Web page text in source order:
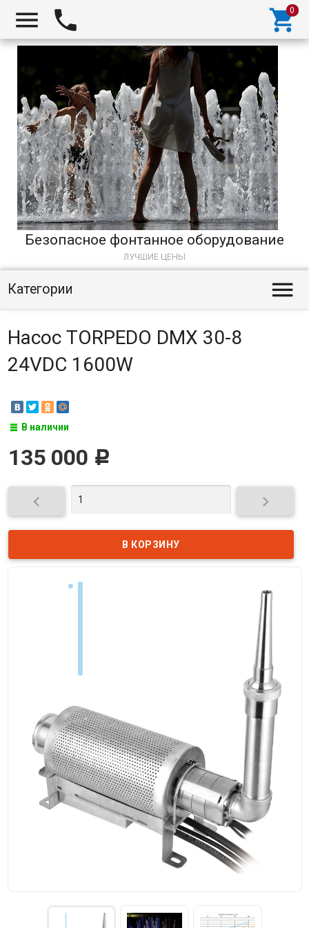
  
Безопасное фонтанное оборудование
ЛУЧШИЕ ЦЕНЫ
Категории 
Насос TORPEDO DMX 30-8
24VDC 1600W
В наличии
135 000 Р
 